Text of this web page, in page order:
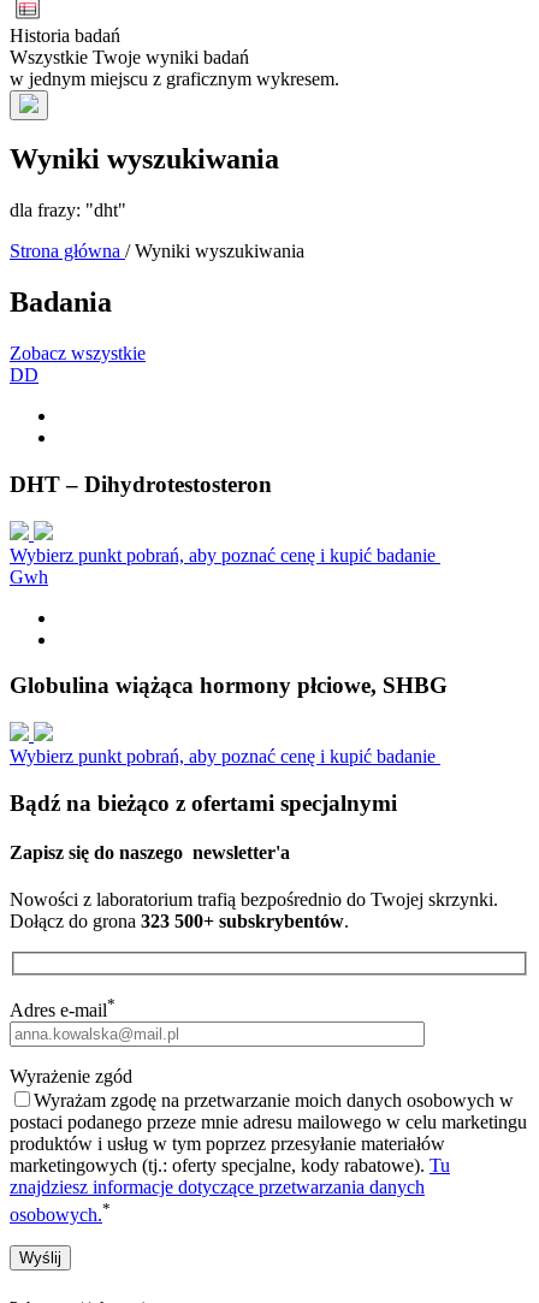
Historia badań
Wszystkie Twoje wyniki badań
w jednym miejscu z graficznym wykresem.
Wyniki wyszukiwania
dla frazy: "dht"
Strona główna / Wyniki wyszukiwania
Badania
Zobacz wszystkie
DD
DHT – Dihydrotestosteron
Wybierz punkt pobrań, aby poznać cenę i kupić badanie
Gwh
Globulina wiążąca hormony płciowe, SHBG
Wybierz punkt pobrań, aby poznać cenę i kupić badanie
Bądź na bieżąco z ofertami specjalnymi
Zapisz się do naszego newsletter'a
Nowości z laboratorium trafią bezpośrednio do Twojej skrzynki.
Dołącz do grona 323 500+ subskrybentów.
Adres e-mail*
Wyrażenie zgód
Wyrażam zgodę na przetwarzanie moich danych osobowych w
postaci podanego przeze mnie adresu mailowego w celu marketingu
produktów i usług w tym poprzez przesyłanie materiałów
marketingowych (tj.: oferty specjalne, kody rabatowe). Tu
znajdziesz informacje dotyczące przetwarzania danych
osobowych.*